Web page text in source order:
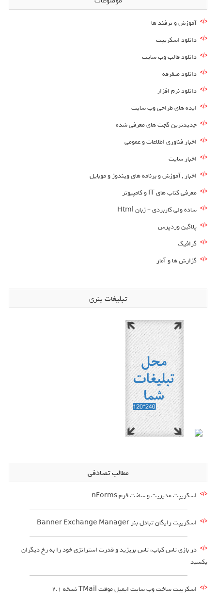
آموزش و ترفند ها
دانلود اسکریپت
دانلود قالب وب سایت
دانلود متفرقه
دانلود نرم افزار
ایده های طراحی وب سایت
جدیدترین گجت های معرفی شده
اخبار فناوری اطلاعات و عمومی
اخبار سایت
اخبار , آموزش و برنامه های ویندوز و موبایل
معرفی کتاب های IT و کامپیوتر
ساده ولی کاربردی – زبان Html
پلاگین وردپرس
گرافیک
گزارش ها و آمار
تبلیغات بنری
مطالب تصادفی
اسکریپت مدیریت و ساخت فرم nForms
اسکریپت رایگان تبادل بنر Banner Exchange Manager
در بازی تاس کباب، تاس بریزید و قدرت استراتژی خود را به رخ دیگران
بکشید
اسکریپت ساخت وب سایت ایمیل موقت TMail نسخه 2.1